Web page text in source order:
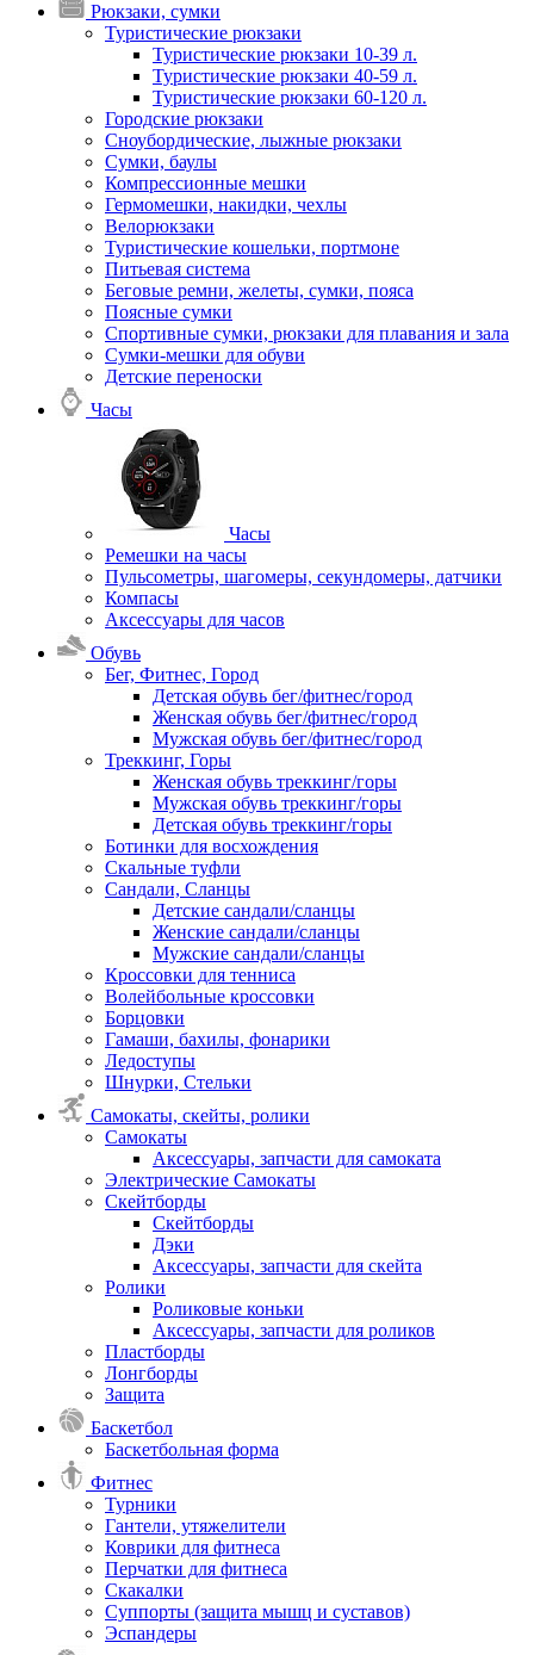
Рюкзаки, сумки
Туристические рюкзаки
Туристические рюкзаки 10-39 л.
Туристические рюкзаки 40-59 л.
Туристические рюкзаки 60-120 л.
Городские рюкзаки
Сноубордические, лыжные рюкзаки
Сумки, баулы
Компрессионные мешки
Гермомешки, накидки, чехлы
Велорюкзаки
Туристические кошельки, портмоне
Питьевая система
Беговые ремни, желеты, сумки, пояса
Поясные сумки
Спортивные сумки, рюкзаки для плавания и зала
Сумки-мешки для обуви
Детские переноски
Часы
Часы
Ремешки на часы
Пульсометры, шагомеры, секундомеры, датчики
Компасы
Аксессуары для часов
Обувь
Бег, Фитнес, Город
Детская обувь бег/фитнес/город
Женская обувь бег/фитнес/город
Мужская обувь бег/фитнес/город
Треккинг, Горы
Женская обувь треккинг/горы
Мужская обувь треккинг/горы
Детская обувь треккинг/горы
Ботинки для восхождения
Скальные туфли
Сандали, Сланцы
Детские сандали/сланцы
Женские сандали/сланцы
Мужские сандали/сланцы
Кроссовки для тенниса
Волейбольные кроссовки
Борцовки
Гамаши, бахилы, фонарики
Ледоступы
Шнурки, Стельки
Самокаты, скейты, ролики
Самокаты
Аксессуары, запчасти для самоката
Электрические Самокаты
Скейтборды
Скейтборды
Дэки
Аксессуары, запчасти для скейта
Ролики
Роликовые коньки
Аксессуары, запчасти для роликов
Пластборды
Лонгборды
Защита
Баскетбол
Баскетбольная форма
Фитнес
Турники
Гантели, утяжелители
Коврики для фитнеса
Перчатки для фитнеса
Скакалки
Суппорты (защита мышц и суставов)
Эспандеры